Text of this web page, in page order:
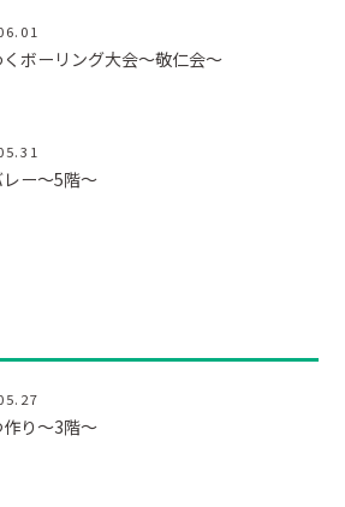
ボーリング大会～敬仁会～
ー～5階～
作り～3階～